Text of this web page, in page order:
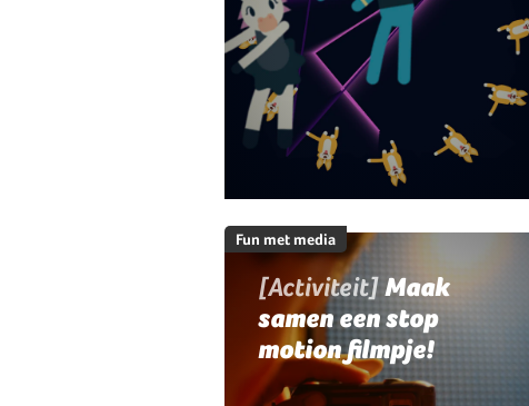
Fun met media
[Activiteit]Maak
samen een stop
motion filmpje!